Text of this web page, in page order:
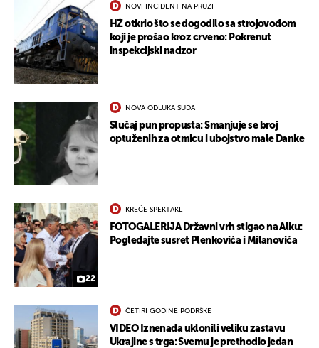
NOVI INCIDENT NA PRUZI
HŽ otkrio što se dogodilo sa strojovođom
koji je prošao kroz crveno: Pokrenut
inspekcijski nadzor
NOVA ODLUKA SUDA
Slučaj pun propusta: Smanjuje se broj
optuženih za otmicu i ubojstvo male Danke
22
KREĆE SPEKTAKL
FOTOGALERIJA Državni vrh stigao na Alku:
Pogledajte susret Plenkovića i Milanovića
ČETIRI GODINE PODRŠKE
VIDEO Iznenada uklonili veliku zastavu
Ukrajine s trga: Svemu je prethodio jedan